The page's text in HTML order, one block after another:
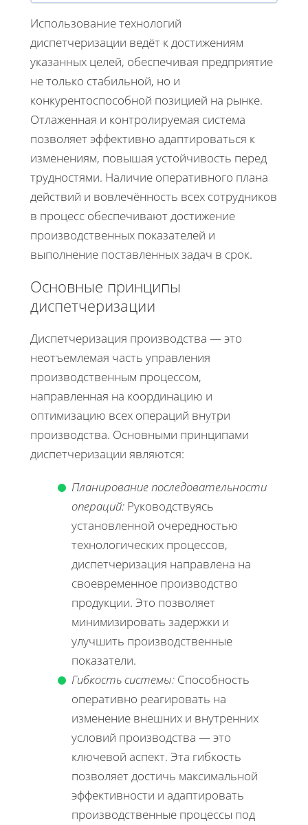
Использование технологий
диспетчеризации ведёт к достижениям
указанных целей, обеспечивая предприятие
не только стабильной, но и
конкурентоспособной позицией на рынке.
Отлаженная и контролируемая система
позволяет эффективно адаптироваться к
изменениям, повышая устойчивость перед
трудностями. Наличие оперативного плана
действий и вовлечённость всех сотрудников
в процесс обеспечивают достижение
производственных показателей и
выполнение поставленных задач в срок.
Основные принципы
диспетчеризации
Диспетчеризация производства — это
неотъемлемая часть управления
производственным процессом,
направленная на координацию и
оптимизацию всех операций внутри
производства. Основными принципами
диспетчеризации являются:
Планирование последовательности
операций: Руководствуясь
установленной очередностью
технологических процессов,
диспетчеризация направлена на
своевременное производство
продукции. Это позволяет
минимизировать задержки и
улучшить производственные
показатели.
Гибкость системы: Способность
оперативно реагировать на
изменение внешних и внутренних
условий производства — это
ключевой аспект. Эта гибкость
позволяет достичь максимальной
эффективности и адаптировать
производственные процессы под